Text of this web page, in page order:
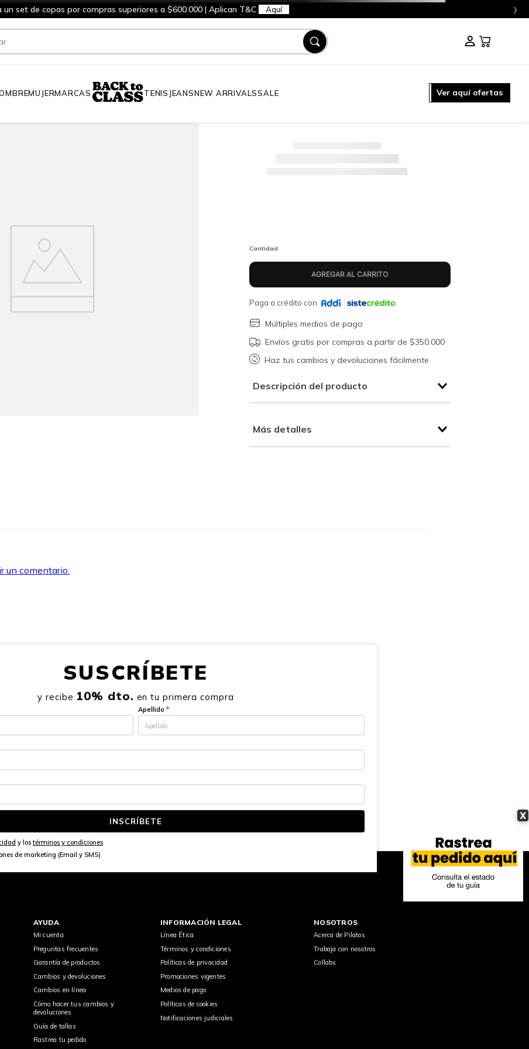
un set de copas por compras superiores a $600.000 | Aplican T&C Aquí ›
MUJERMARCAS TENIS JEANSNEW ARRIVALSSALE Ver aquí ofertas
X
Cantidad
Paga a crédito con
Múltiples medios de pago
Envíos gratis por compras a partir de $350.000
Haz tus cambios y devoluciones fácilmente
Descripción del producto
Más detalles
un comentario.
SUSCRÍBETE
y recibe 10% dto. en tu primera compra
Apellido *
INSCRÍBETE
y lostérminos y condiciones
de marketing (Email y SMS)
AYUDA
Mi cuenta
Preguntas frecuentes
Garantía de productos
Cambios y devoluciones
Cambios en línea
Cómo hacer tus cambios y
devoluciones
Guía de tallas
Rastrea tu pedido
INFORMACIÓN LEGAL
Línea Ética
Términos y condiciones
Políticas de privacidad
Promociones vigentes
Medios de pago
Políticas de cookies
Notificaciones judiciales
NOSOTROS
Acerca de Pilatos
Trabaja con nosotros
Collabs